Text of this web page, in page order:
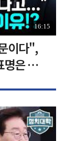
16:15
이다",
은 이재